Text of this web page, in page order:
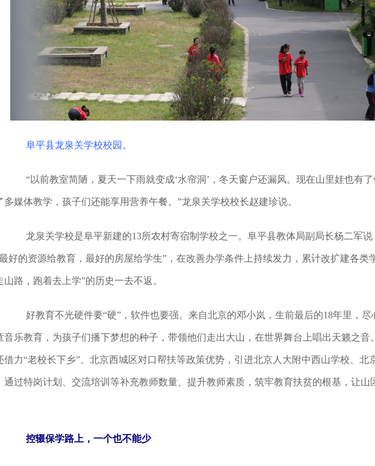
阜平县龙泉关学校校园。
“以前教室简陋，夏天一下雨就变成‘水帘洞’，冬天窗户还漏风。现在山里娃也有了
多媒体教学，孩子们还能享用营养午餐。”龙泉关学校校长赵建珍说。
龙泉关学校是阜平新建的13所农村寄宿制学校之一。阜平县教体局副局长杨二军说
好的资源给教育，最好的房屋给学生”，在改善办学条件上持续发力，累计改扩建各类
山路，跑着去上学”的历史一去不返。
好教育不光硬件要“硬”，软件也要强。来自北京的邓小岚，生前最后的18年里，尽
音乐教育，为孩子们播下梦想的种子，带领他们走出大山，在世界舞台上唱出天籁之音
借力“老校长下乡”、北京西城区对口帮扶等政策优势，引进北京人大附中西山学校、北
通过特岗计划、交流培训等补充教师数量、提升教师素质，筑牢教育扶贫的根基，让山
控辍保学路上，一个也不能少